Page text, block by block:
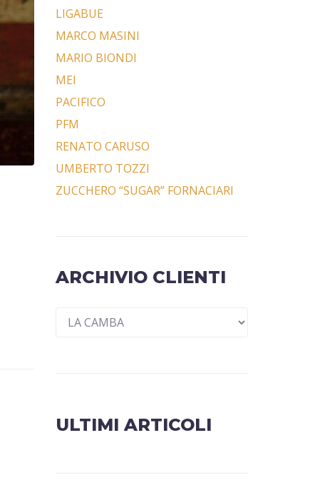
LIGABUE
MARCO MASINI
MARIO BIONDI
MEI
PACIFICO
PFM
RENATO CARUSO
UMBERTO TOZZI
ZUCCHERO “SUGAR” FORNACIARI
ARCHIVIO CLIENTI
ULTIMI ARTICOLI